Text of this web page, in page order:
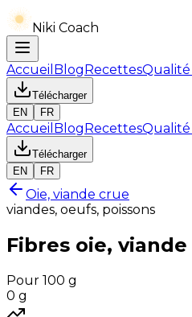
Niki Coach
Accueil BlogRecettesQualité
Télécharger
EN
FR
Accueil BlogRecettesQualité
Télécharger
EN
FR
Oie, viande crue
viandes, oeufs, poissons
Fibres oie,
Pour 100 g
0 g